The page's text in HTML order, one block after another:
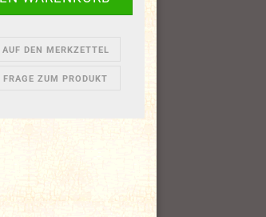
AUF DEN MERKZETTEL
FRAGE ZUM PRODUKT